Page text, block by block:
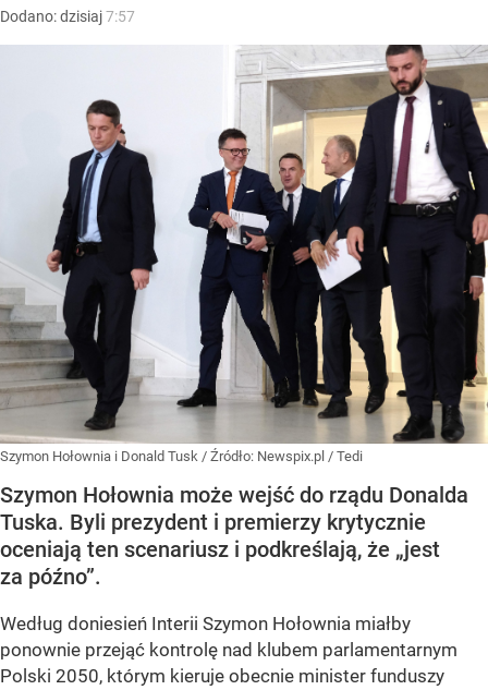
Dodano:dzisiaj7:57
Szymon Hołownia i Donald Tusk / Źródło: Newspix.pl / Tedi
Szymon Hołownia może wejść do rządu Donalda
Tuska. Byli prezydent i premierzy krytycznie
oceniają ten scenariusz i podkreślają, że „jest
za późno”.
Według doniesień Interii Szymon Hołownia miałby
ponownie przejąć kontrolę nad klubem parlamentarnym
Polski 2050, którym kieruje obecnie minister funduszy